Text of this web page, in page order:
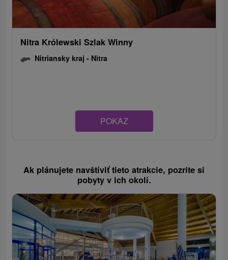
Nitra Królewski Szlak Winny
Nitriansky kraj - Nitra
POKAZ
Ak plánujete navštíviť tieto atrakcie, pozrite si
pobyty v ich okolí.